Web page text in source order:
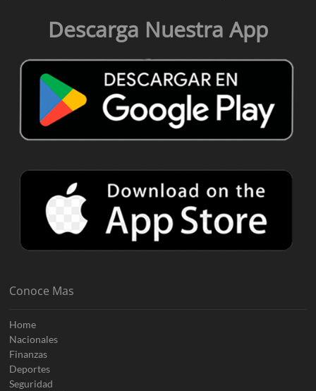
Descarga Nuestra App
Conoce Mas
Home
Nacionales
Finanzas
Deportes
Seguridad